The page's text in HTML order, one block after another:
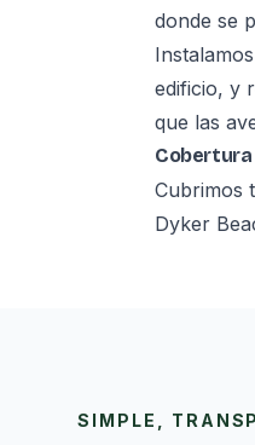
donde se
edificio, y
que las
Cobertura
Cubrimos
Dyker
SIMPLE,